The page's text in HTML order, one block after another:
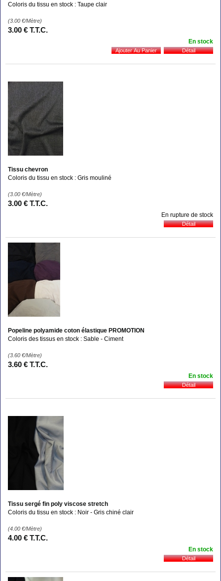
Coloris du tissu en stock : Taupe clair
(3.00 €/Mètre)
3.00 € T.T.C.
En stock
Tissu chevron
Coloris du tissu en stock : Gris mouliné
(3.00 €/Mètre)
3.00 € T.T.C.
En rupture de stock
Popeline polyamide coton élastique PROMOTION
Coloris des tissus en stock : Sable - Ciment
(3.60 €/Mètre)
3.60 € T.T.C.
En stock
Tissu sergé fin poly viscose stretch
Coloris du tissu en stock : Noir - Gris chiné clair
(4.00 €/Mètre)
4.00 € T.T.C.
En stock